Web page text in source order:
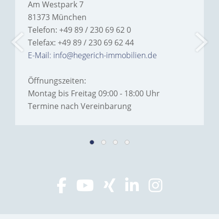
Am Westpark 7
81373 München
Telefon: +49 89 / 230 69 62 0
Telefax: +49 89 / 230 69 62 44
E-Mail: info@hegerich-immobilien.de
Öffnungszeiten:
Montag bis Freitag 09:00 - 18:00 Uhr
Termine nach Vereinbarung